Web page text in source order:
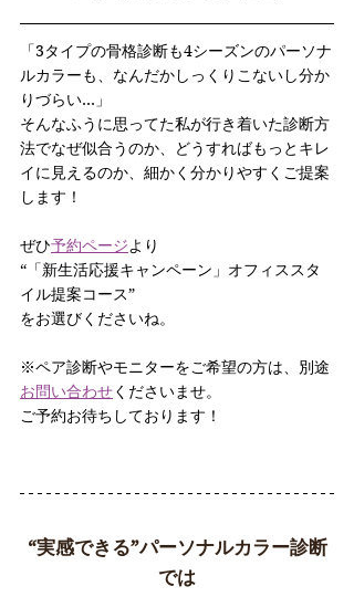
「3タイプの骨格診断も4シーズンのパーソナ
ルカラーも、なんだかしっくりこないし分か
りづらい…」
そんなふうに思ってた私が行き着いた診断方
法でなぜ似合うのか、どうすればもっとキレ
イに見えるのか、細かく分かりやすくご提案
します！
ぜひ予約ページより
“「新生活応援キャンペーン」オフィススタ
イル提案コース”
をお選びくださいね。
※ペア診断やモニターをご希望の方は、別途
お問い合わせくださいませ。
ご予約お待ちしております！
“実感できる”パーソナルカラー診断
では